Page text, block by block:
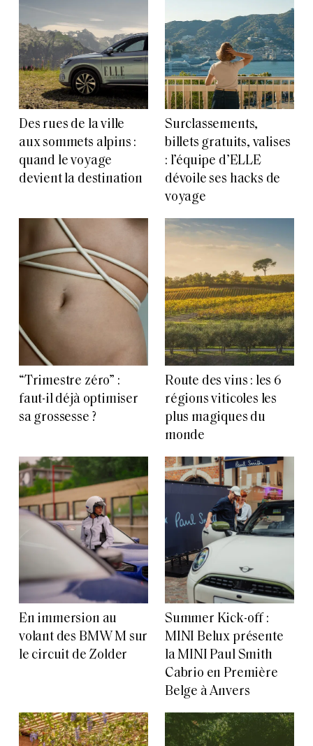
Des rues de la ville
aux sommets alpins :
quand le voyage
devient la destination
Surclassements,
billets gratuits, valises
: l’équipe d’ELLE
dévoile ses hacks de
voyage
“Trimestre zéro” :
faut-il déjà optimiser
sa grossesse ?
Route des vins : les 6
régions viticoles les
plus magiques du
monde
En immersion au
volant des BMW M sur
le circuit de Zolder
Summer Kick-off :
MINI Belux présente
la MINI Paul Smith
Cabrio en Première
Belge à Anvers